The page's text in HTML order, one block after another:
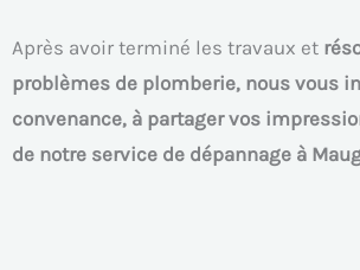
Après avoir terminé les travaux et
problèmes de plomberie, nous vous
convenance, à partager vos
de notre service de dépannage à